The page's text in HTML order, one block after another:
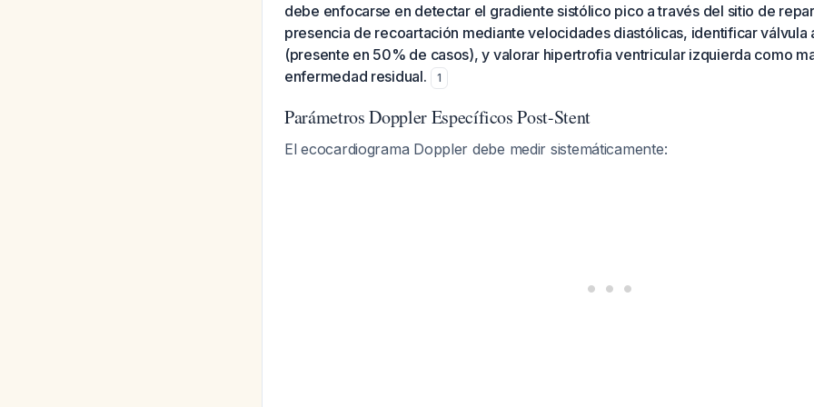
debe enfocarse en detectar el gradiente sistólico pico a través del sitio de
presencia de recoartación mediante velocidades diastólicas, identificar válvula
(presente en 50% de casos), y valorar hipertrofia ventricular izquierda como
enfermedad residual.
1
Parámetros Doppler Específicos Post-Stent
El ecocardiograma Doppler debe medir sistemáticamente: